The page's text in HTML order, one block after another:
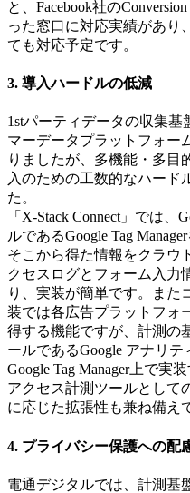
と、Facebook社の
った窓口に対応実績があり
ても対応予定です。
3. 導入ハードルの低減
1stパーティデータの収集基
マーデータプラットフォー
りましたが、多機能・多目
入のための工数的なハード
た。
「X-Stack Connect」では
ルであるGoogle Tag
そこから得た情報をクラウ
クセスログとフォーム入力
り、実装が簡単です。また
装では各広告プラットフォ
得する機能ですが、計測の
ールであるGoogle アナリ
Google Tag Manager上で実
アクセス計測ツールとして
に応じた拡張性も兼ね備え
4. プライバシー保護への配
電通デジタルでは、計測基